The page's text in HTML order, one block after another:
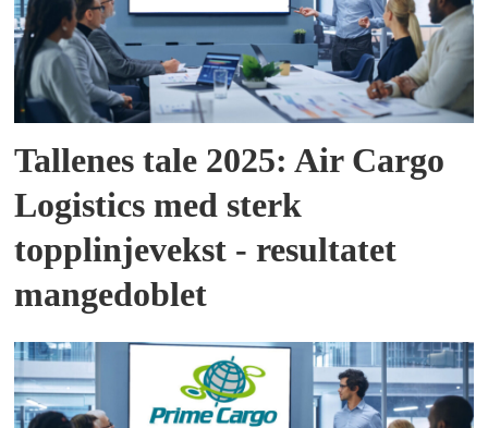
Tallenes tale 2025: Air Cargo
Logistics med sterk
topplinjevekst - resultatet
mangedoblet